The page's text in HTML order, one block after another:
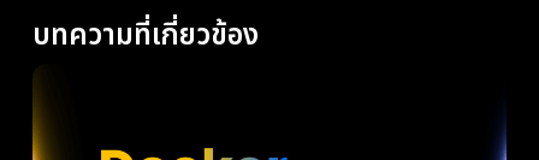
บทความที่เกี่ยวข้อง